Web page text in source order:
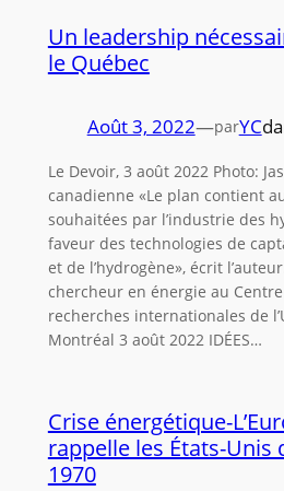
Un leadership
le Québec
Août 3, 2022—parYC
Le Devoir, 3 août 2022 Photo:
canadienne «Le plan contient
souhaitées par l’industrie des
faveur des technologies de
et de l’hydrogène», écrit
chercheur en énergie au Centre
recherches internationales de
Montréal 3 août 2022 IDÉES…
Crise énergétique-
rappelle les États-Unis
1970